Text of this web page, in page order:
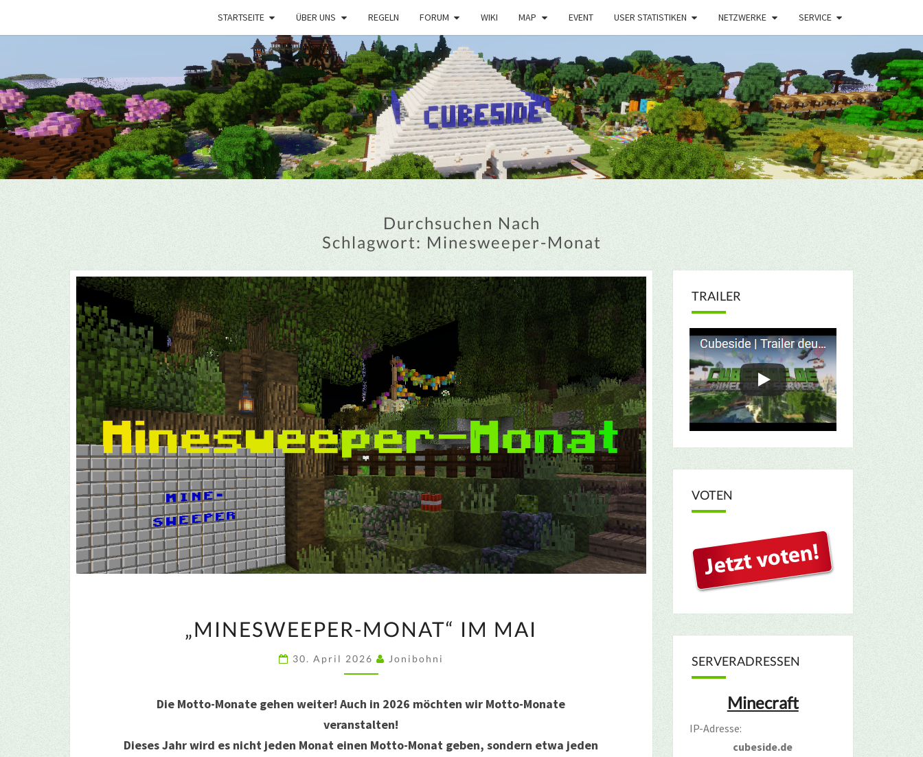
STARTSEITE ÜBER UNS REGELN FORUM WIKI MAP EVENT USER STATISTIKEN NETZWERKE SERVICE
Durchsuchen Nach
Schlagwort: Minesweeper-Monat
MONAT“
IM
MAI
„MINESWEEPER-MONAT“ IM MAI
30. April 2026 Jonibohni
Die Motto-Monate gehen weiter! Auch in 2026 möchten wir Motto-Monate
veranstalten!
Dieses Jahr wird es nicht jeden Monat einen Motto-Monat geben, sondern etwa jeden
TRAILER
VOTEN
SERVERADRESSEN
Minecraft
IP-Adresse:
cubeside.de